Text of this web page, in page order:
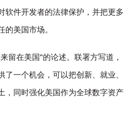
软件开发者的法律保护，并把更多
美国市场。
留在美国"的论述。联署方写道，
了一个机会，可以把创新、就业、
，同时强化美国作为全球数字资产